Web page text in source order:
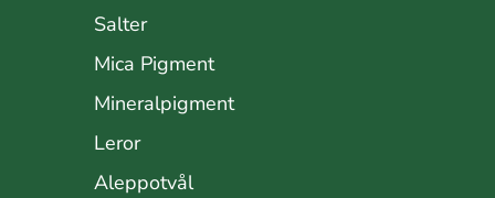
Salter
Mica Pigment
Mineralpigment
Leror
Aleppotvål